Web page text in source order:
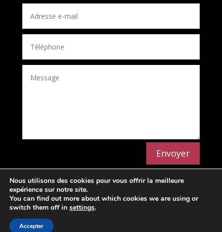
Envoyer
Politique de confidentialité
Nous utilisons des cookies pour vous offrir la meilleure
expérience sur notre site.
You can find out more about which cookies we are using or
switch them off in settings.
Accepter